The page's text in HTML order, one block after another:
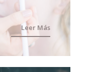
Leer Más